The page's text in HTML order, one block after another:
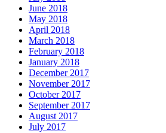
June 2018
May 2018
April 2018
March 2018
February 2018
January 2018
December 2017
November 2017
October 2017
September 2017
August 2017
July 2017